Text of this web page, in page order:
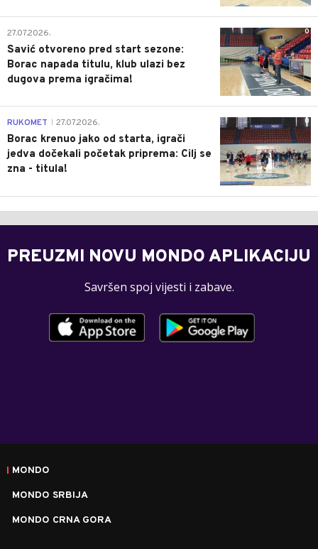
0
27.07.2026.
Savić otvoreno pred start sezone:
Borac napada titulu, klub ulazi bez
dugova prema igračima!
0
RUKOMET 27.07.2026.
Borac krenuo jako od starta, igrači
jedva dočekali početak priprema: Cilj se
zna - titula!
PREUZMI NOVU MONDO APLIKACIJU
Savršen spoj vijesti i zabave.
MONDO
MONDO SRBIJA
MONDO CRNA GORA